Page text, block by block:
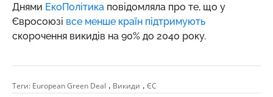
Днями ЕкоПолітика повідомляла про те, що у
Євросоюзі все менше країн підтримують
скорочення викидів на 90% до 2040 року.
Теги: European Green Deal , Викиди , ЄС